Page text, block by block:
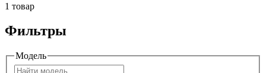
1 товар
Фильтры
Модель